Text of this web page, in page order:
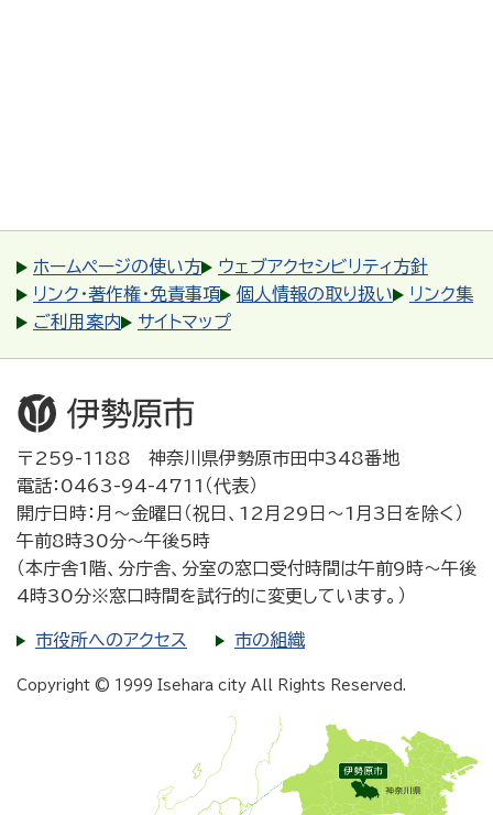
ホームページの使い方
ウェブアクセシビリティ方針
リンク・著作権・免責事項
個人情報の取り扱い
リンク集
ご利用案内
サイトマップ
〒259-1188 神奈川県伊勢原市田中348番地
電話：0463-94-4711（代表）
開庁日時：月～金曜日（祝日、12月29日～1月3日を除く）
午前8時30分～午後5時
（本庁舎1階、分庁舎、分室の窓口受付時間は午前9時～午後
4時30分※窓口時間を試行的に変更しています。）
市役所へのアクセス 市の組織
Copyright © 1999 Isehara city All Rights Reserved.